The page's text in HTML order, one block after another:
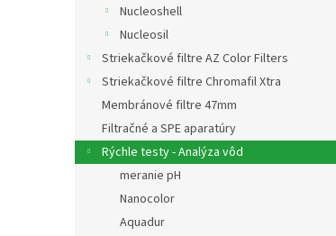
Nucleoshell
Nucleosil
Striekačkové filtre AZ Color Filters
Striekačkové filtre Chromafil Xtra
Membránové filtre 47mm
Filtračné a SPE aparatúry
Rýchle testy - Analýza vôd
meranie pH
Nanocolor
Aquadur